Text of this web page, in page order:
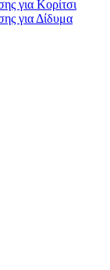
για Κορίτσι
για Δίδυμα